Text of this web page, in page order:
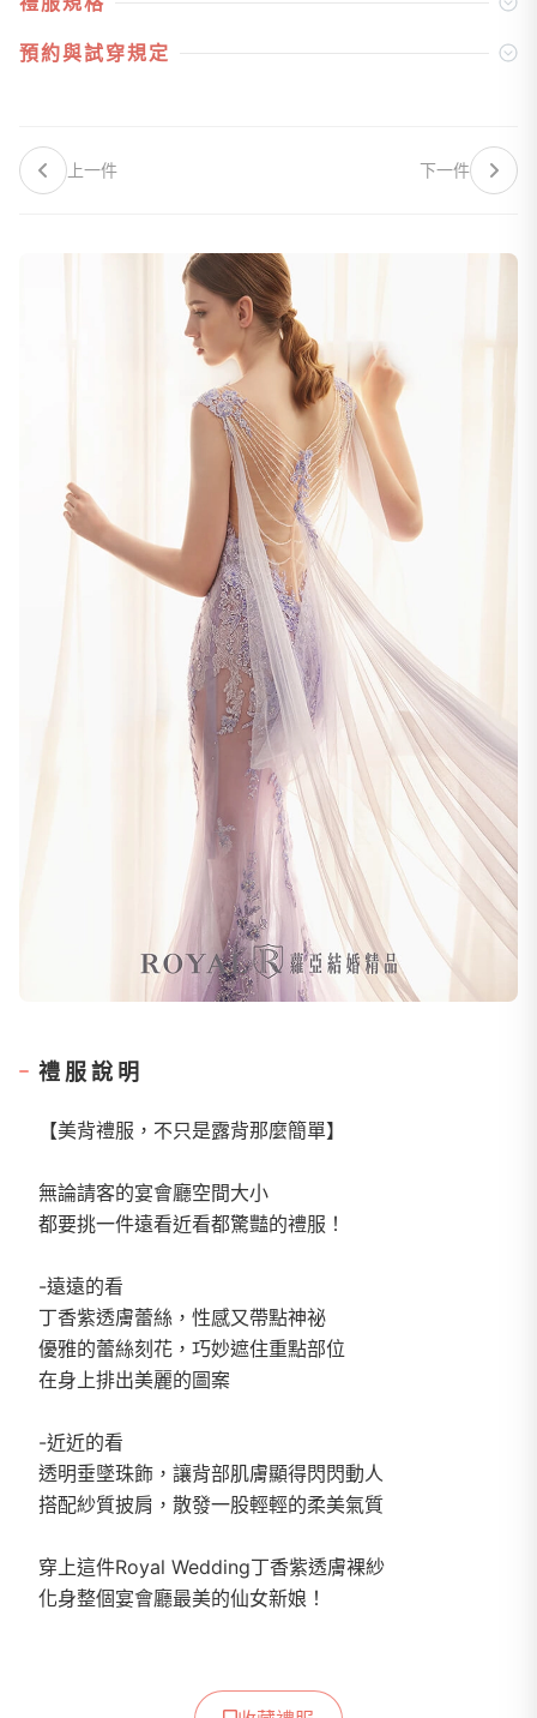
預約與試穿規定
上一件 下一件
禮服說明
【美背禮服，不只是露背那麼簡單】
無論請客的宴會廳空間大小
都要挑一件遠看近看都驚豔的禮服！
-遠遠的看
丁香紫透膚蕾絲，性感又帶點神祕
優雅的蕾絲刻花，巧妙遮住重點部位
在身上排出美麗的圖案
-近近的看
透明垂墜珠飾，讓背部肌膚顯得閃閃動人
搭配紗質披肩，散發一股輕輕的柔美氣質
穿上這件Royal Wedding丁香紫透膚裸紗
化身整個宴會廳最美的仙女新娘！